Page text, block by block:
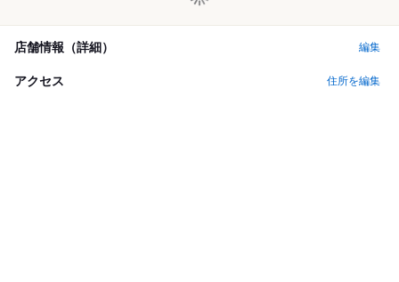
店舗情報（詳細） 編集
アクセス 住所を編集